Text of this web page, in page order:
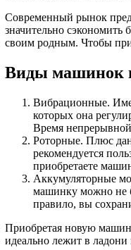
Современный рынок
значительно сэкономить
своим родным. Чтобы
Виды машинок
Вибрационные.
которых она
Время непрерывной
Роторные. Плюс
рекомендуется
приобретаете
Аккумуляторные
машинку можно не
правило, вы
Приобретая новую
идеально лежит в